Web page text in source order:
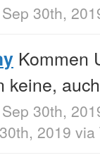
30th,
Kommen
keine,
30th,
2019 via